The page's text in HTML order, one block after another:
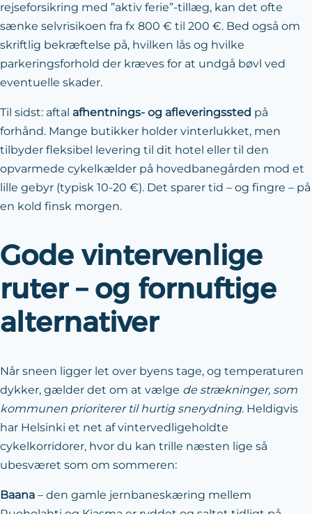
rejseforsikring med ”aktiv ferie”-tillæg, kan det ofte
sænke selvrisikoen fra fx 800 € til 200 €. Bed også om
skriftlig bekræftelse på, hvilken lås og hvilke
parkeringsforhold der kræves for at undgå bøvl ved
eventuelle skader.
Til sidst: aftal afhentnings- og afleveringssted på
forhånd. Mange butikker holder vinterlukket, men
tilbyder fleksibel levering til dit hotel eller til den
opvarmede cykelkælder på hovedbanegården mod et
lille gebyr (typisk 10-20 €). Det sparer tid – og fingre – på
en kold finsk morgen.
Gode vintervenlige
ruter – og fornuftige
alternativer
Når sneen ligger let over byens tage, og temperaturen
dykker, gælder det om at vælge de strækninger, som
kommunen prioriterer til hurtig snerydning. Heldigvis
har Helsinki et net af vintervedligeholdte
cykelkorridorer, hvor du kan trille næsten lige så
ubesværet som om sommeren:
Baana – den gamle jernbaneskæring mellem